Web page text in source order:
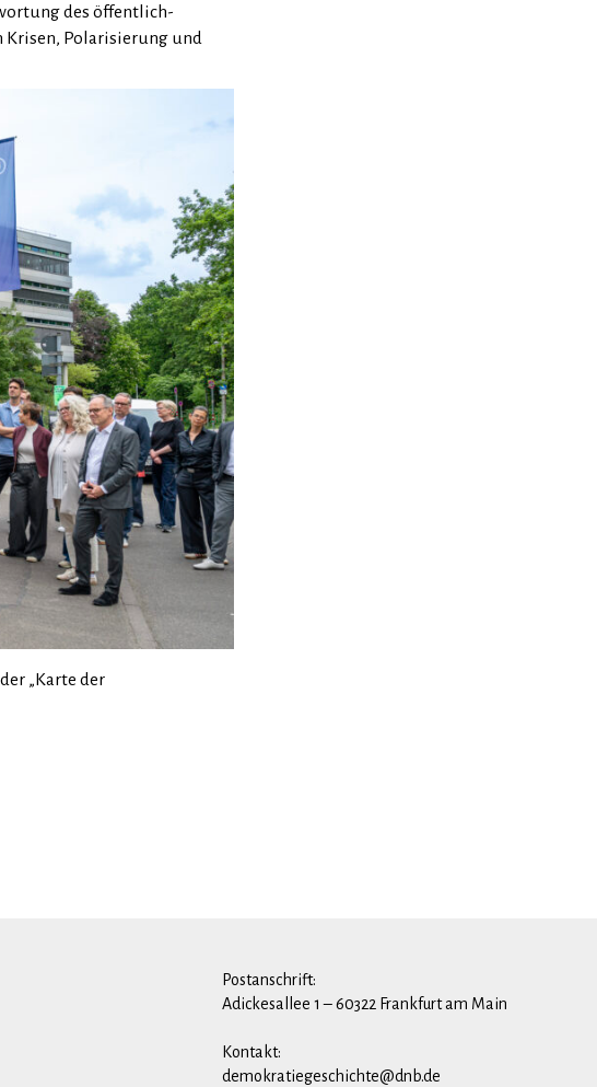
des öffentlich-
Krisen, Polarisierung und
„Karte der
Postanschrift:
Adickesallee 1 – 60322 Frankfurt am Main
Kontakt:
demokratiegeschichte@dnb.de